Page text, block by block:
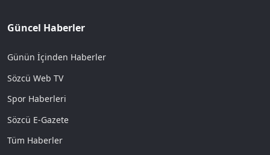
Güncel Haberler
Günün İçinden Haberler
Sözcü Web TV
Spor Haberleri
Sözcü E-Gazete
Tüm Haberler